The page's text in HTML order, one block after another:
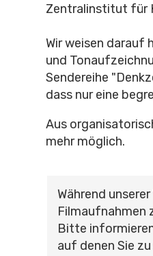
Zentralinstitut für
Wir weisen darauf
und
Sendereihe
dass nur eine
Aus
mehr möglich.
Während
Filmaufnahmen
Bitte
auf denen Sie